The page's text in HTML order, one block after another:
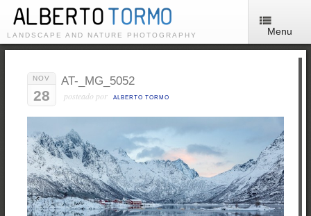
LANDSCAPE AND NATURE PHOTOGRAPHY Menu
NOV
28
AT-_MG_5052
posteado por ALBERTO TORMO